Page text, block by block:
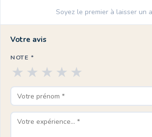
Soyez le premier à laisser un
Votre avis
NOTE *
★
★
★
★
★